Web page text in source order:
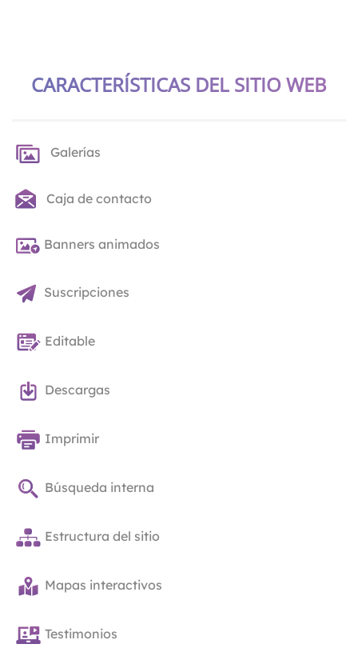
CARACTERÍSTICAS DEL SITIO WEB
Galerías
Caja de contacto
Banners animados
Suscripciones
Editable
Descargas
Imprimir
Búsqueda interna
Estructura del sitio
Mapas interactivos
Testimonios